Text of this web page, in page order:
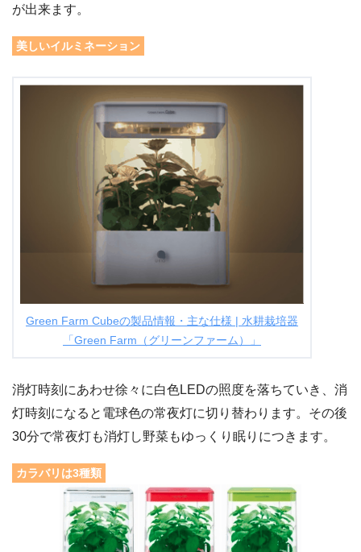
が出来ます。
美しいイルミネーション
Green Farm Cubeの製品情報・主な仕様 | 水耕栽培器
「Green Farm（グリーンファーム）」
消灯時刻にあわせ徐々に白色LEDの照度を落ちていき、消
灯時刻になると電球色の常夜灯に切り替わります。その後
30分で常夜灯も消灯し野菜もゆっくり眠りにつきます。
カラバリは3種類